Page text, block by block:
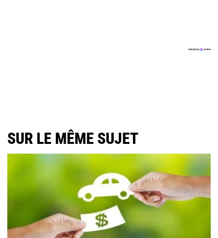
SUR LE MÊME SUJET